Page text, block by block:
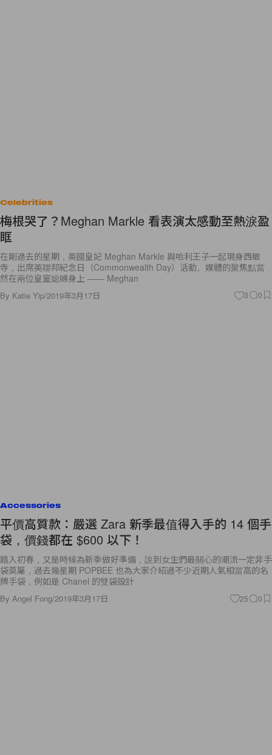
Celebrities
梅根哭了？Meghan Markle 看表演太感動至熱淚盈
眶
在剛過去的星期，英國皇妃 Meghan Markle 與哈利王子一起現身西敏
寺，出席英聯邦紀念日（Commonwealth Day）活動。媒體的聚焦點當
然在兩位皇室媳婦身上 —— Meghan
By Katie Yip/2019年3月17日 3 0
Accessories
平價高質款：嚴選 Zara 新季最值得入手的 14 個手
袋，價錢都在 $600 以下！
踏入初春，又是時候為新季做好準備，說到女生們最關心的潮流一定非手
袋莫屬，過去幾星期 POPBEE 也為大家介紹過不少近期人氣相當高的名
牌手袋，例如是 Chanel 的雙袋設計
By Angel Fong/2019年3月17日 25 0